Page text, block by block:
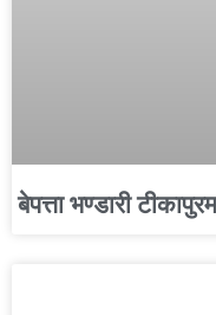
बेपत्ता भण्डारी